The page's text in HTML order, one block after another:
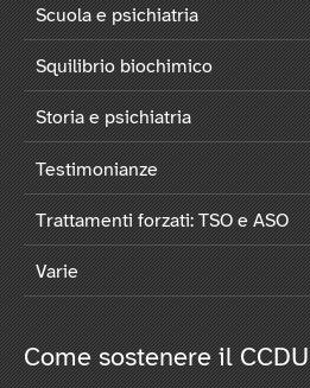
Scuola e psichiatria
Squilibrio biochimico
Storia e psichiatria
Testimonianze
Trattamenti forzati: TSO e ASO
Varie
Come sostenere il CCDU